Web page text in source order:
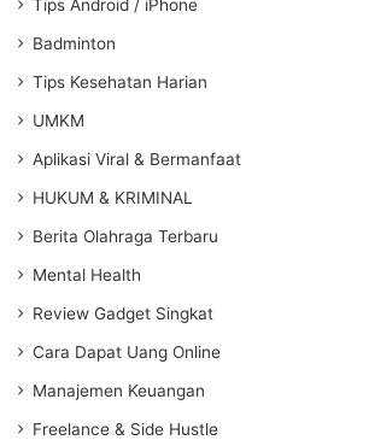
Tips Android / iPhone
Badminton
Tips Kesehatan Harian
UMKM
Aplikasi Viral & Bermanfaat
HUKUM & KRIMINAL
Berita Olahraga Terbaru
Mental Health
Review Gadget Singkat
Cara Dapat Uang Online
Manajemen Keuangan
Freelance & Side Hustle